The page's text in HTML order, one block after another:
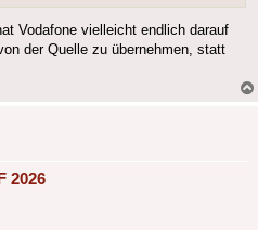
Vodafone vielleicht endlich darauf
der Quelle zu übernehmen, statt
2026